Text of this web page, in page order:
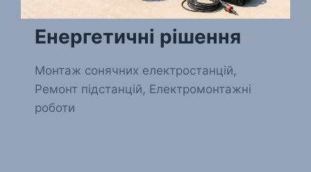
Енергетичні рішення
Монтаж сонячних електростанцій,
Ремонт підстанцій, Електромонтажні
роботи